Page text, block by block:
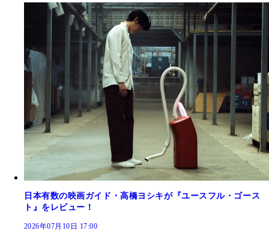
日本有数の映画ガイド・高橋ヨシキが『ユースフル・ゴース
ト』をレビュー！
2026年07月10日 17:00